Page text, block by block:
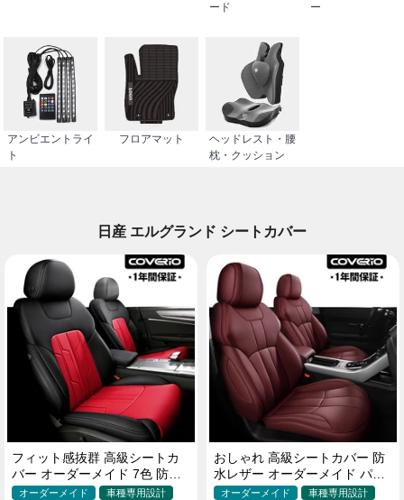
ード
ー
アンビエントライ
ト
フロアマット
ヘッドレスト・腰
枕・クッション
日産 エルグランド シートカバー
フィット感抜群 高級シートカ
バー オーダーメイド 7色 防水
レザー おしゃれ 全席セット
オーダーメイド 車種専用設計
おしゃれ 高級シートカバー 防
水レザー オーダーメイド パン
チング加工 9色 全席セット
オーダーメイド 車種専用設計